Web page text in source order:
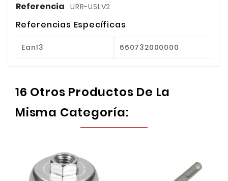
Referencia URR-USLV2
Referencias Específicas
Ean13 660732000000
16 Otros Productos De La
Misma Categoría: